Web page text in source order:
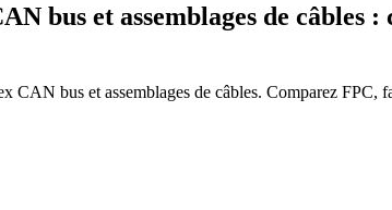
bus et assemblages de
bus et assemblages de câbles. Comparez FPC,